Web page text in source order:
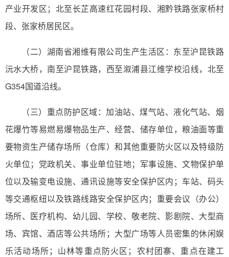
产业开发区；北至长芷高速红花园村段、湘黔铁路张家桥村
段、张家桥居民区。
（二）湖南省湘维有限公司生产生活区：东至沪昆铁路
沅水大桥，南至沪昆铁路，西至溆浦县江维学校沿线，北至
G354国道沿线。
（三）重点防护区域：加油站、煤气站、液化气站、烟
花爆竹等易燃易爆物品生产、经营、储存单位，粮油面等重
要物资生产储存场所（仓库）和其他重要防火区以及特级防
火单位；党政机关、事业单位驻地；军事设施、文物保护单
位以及输变电设施、通讯设施等安全保护区内；车站、码头
等交通枢纽以及铁路线路安全保护区内；重要会议（办公）
场所、医疗机构、幼儿园、学校、敬老院、影剧院、大型商
场、宾馆、酒店等公共场所；大型广场等人员密集的休闲娱
乐活动场所；山林等重点防火区；农村团寨、重点在建工